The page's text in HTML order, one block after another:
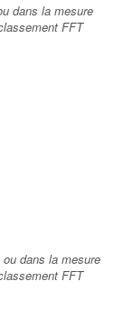
dans la mesure
FFT
dans la mesure
FFT